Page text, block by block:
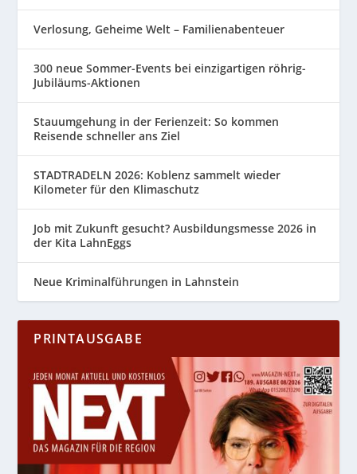
Verlosung, Geheime Welt – Familienabenteuer
300 neue Sommer-Events bei einzigartigen röhrig-
Jubiläums-Aktionen
Stauumgehung in der Ferienzeit: So kommen
Reisende schneller ans Ziel
STADTRADELN 2026: Koblenz sammelt wieder
Kilometer für den Klimaschutz
Job mit Zukunft gesucht? Ausbildungsmesse 2026 in
der Kita LahnEggs
Neue Kriminalführungen in Lahnstein
PRINTAUSGABE